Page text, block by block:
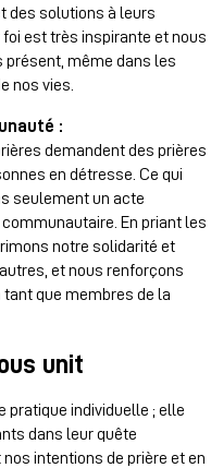
des solutions à leurs
est très inspirante et nous
présent, même dans les
nos vies.
:
demandent des prières
en détresse. Ce qui
seulement un acte
En priant les
notre solidarité et
et nous renforçons
que membres de la
unit
pratique individuelle ; elle
dans leur quête
intentions de prière et en